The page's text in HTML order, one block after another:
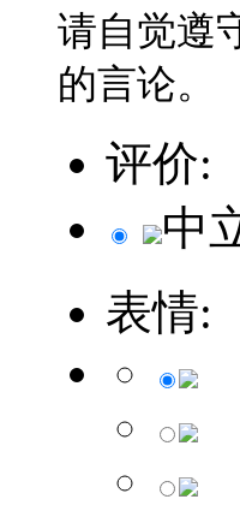
请自觉遵
的言论。
评价:
中
表情: